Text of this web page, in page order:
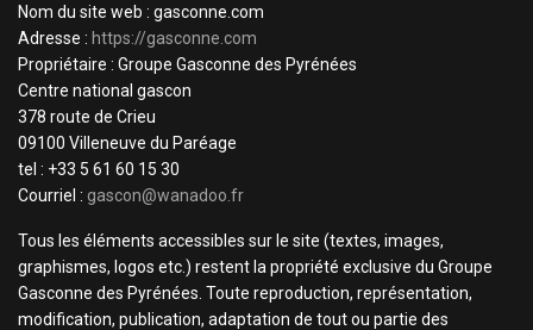
Nom du site web : gasconne.com
Adresse : https://gasconne.com
Propriétaire : Groupe Gasconne des Pyrénées
Centre national gascon
378 route de Crieu
09100 Villeneuve du Paréage
tel : +33 5 61 60 15 30
Courriel : gascon@wanadoo.fr
Tous les éléments accessibles sur le site (textes, images,
graphismes, logos etc.) restent la propriété exclusive du Groupe
Gasconne des Pyrénées. Toute reproduction, représentation,
modification, publication, adaptation de tout ou partie des